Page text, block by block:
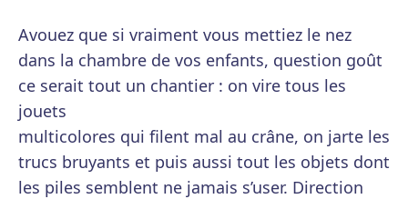
Avouez que si vraiment vous mettiez le nez
dans la chambre de vos enfants, question goût
ce serait tout un chantier : on vire tous les
jouets
multicolores qui filent mal au crâne, on jarte les
trucs bruyants et puis aussi tout les objets dont
les piles semblent ne jamais s’user. Direction